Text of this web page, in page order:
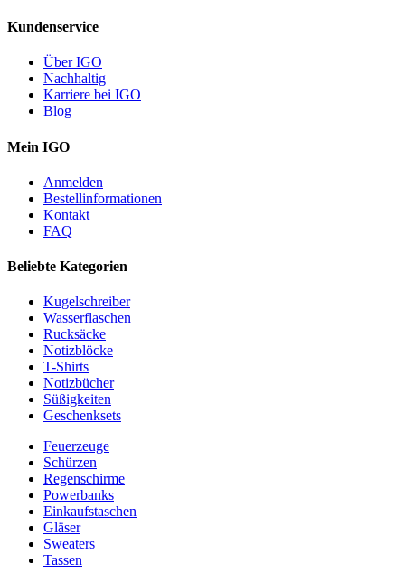
Kundenservice
Über IGO
Nachhaltig
Karriere bei IGO
Blog
Mein IGO
Anmelden
Bestellinformationen
Kontakt
FAQ
Beliebte Kategorien
Kugelschreiber
Wasserflaschen
Rucksäcke
Notizblöcke
T-Shirts
Notizbücher
Süßigkeiten
Geschenksets
Feuerzeuge
Schürzen
Regenschirme
Powerbanks
Einkaufstaschen
Gläser
Sweaters
Tassen